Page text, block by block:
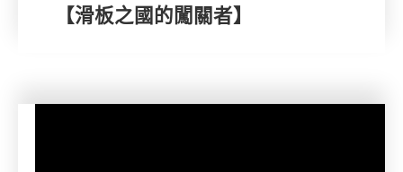
【滑板之國的闖關者】